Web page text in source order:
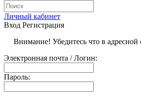
Личный кабинет
Вход Регистрация
Внимание! Убедитесь что в
Электронная почта / Логин:
Пароль: